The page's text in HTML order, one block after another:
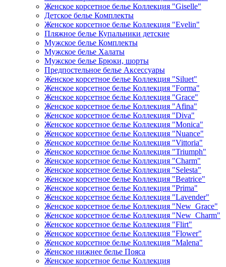
Женское корсетное белье Коллекция "Giselle"
Детское белье Комплекты
Женское корсетное белье Коллекция "Evelin"
Пляжное белье Купальники детские
Мужское белье Комплекты
Мужское белье Халаты
Мужское белье Брюки, шорты
Предпостельное белье Аксессуары
Женское корсетное белье Коллекция "Siluet"
Женское корсетное белье Коллекция "Forma"
Женское корсетное белье Коллекция "Grace"
Женское корсетное белье Коллекция "Afina"
Женское корсетное белье Коллекция "Diva"
Женское корсетное белье Коллекция "Monica"
Женское корсетное белье Коллекция "Nuance"
Женское корсетное белье Коллекция "Vittoria"
Женское корсетное белье Коллекция "Triumph"
Женское корсетное белье Коллекция "Charm"
Женское корсетное белье Коллекция "Selesta"
Женское корсетное белье Коллекция "Beatrice"
Женское корсетное белье Коллекция "Prima"
Женское корсетное белье Коллекция "Lavender"
Женское корсетное белье Коллекция "New_Grace"
Женское корсетное белье Коллекция "New_Charm"
Женское корсетное белье Коллекция "Flirt"
Женское корсетное белье Коллекция "Flower"
Женское корсетное белье Коллекция "Malena"
Женское нижнее белье Пояса
Женское корсетное белье Коллекция